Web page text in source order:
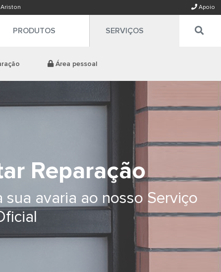
Apoio
PRODUTOS SERVIÇOS
Área pessoal
Reparação
sua avaria ao nosso Serviço